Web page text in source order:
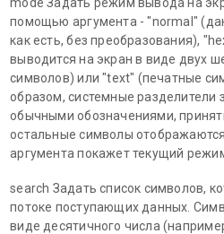
помощью аргумента - "normal"
как есть, без преобразования),
выводится на экран в виде двух
символов) или "text" (печатные
образом, системные разделители
обычными обозначениями,
остальные символы
аргумента покажет текущий
search Задать список символов,
потоке поступающих данных.
виде десятичного числа